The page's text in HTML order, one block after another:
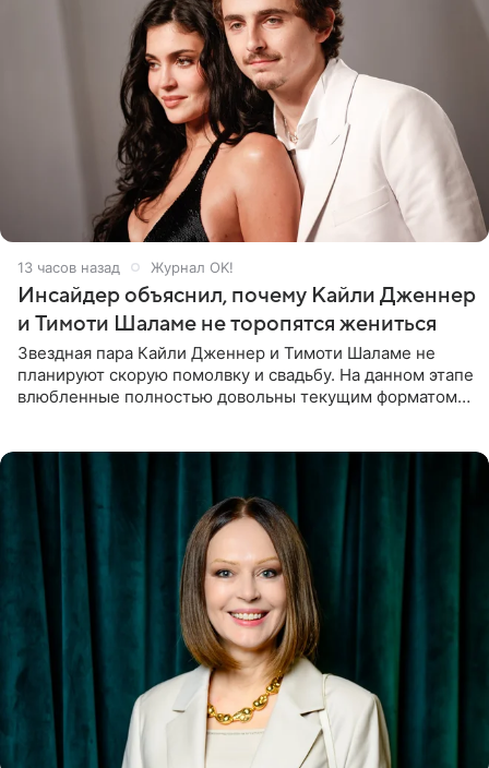
13 часов назад Журнал OK!
Инсайдер объяснил, почему Кайли Дженнер
и Тимоти Шаламе не торопятся жениться
Звездная пара Кайли Дженнер и Тимоти Шаламе не
планируют скорую помолвку и свадьбу. На данном этапе
влюбленные полностью довольны текущим форматом